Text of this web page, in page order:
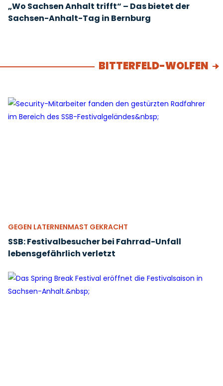
„Wo Sachsen Anhalt trifft“ – Das bietet der
Sachsen-Anhalt-Tag in Bernburg
BITTERFELD-WOLFEN
GEGEN LATERNENMAST GEKRACHT
SSB: Festivalbesucher bei Fahrrad-Unfall
lebensgefährlich verletzt